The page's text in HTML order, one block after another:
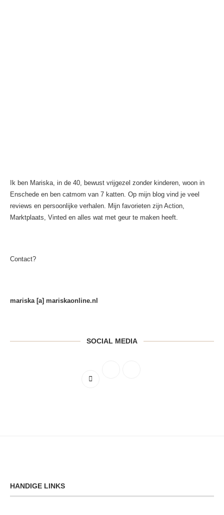
Ik ben Mariska, in de 40, bewust vrijgezel zonder kinderen, woon in
Enschede en ben catmom van 7 katten. Op mijn blog vind je veel
reviews en persoonlijke verhalen. Mijn favorieten zijn Action,
Marktplaats, Vinted en alles wat met geur te maken heeft.
Contact?
mariska [a] mariskaonline.nl
SOCIAL MEDIA
HANDIGE LINKS